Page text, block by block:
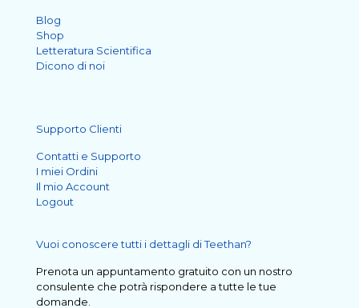
Blog
Shop
Letteratura Scientifica
Dicono di noi
Supporto Clienti
Contatti e Supporto
I miei Ordini
Il mio Account
Logout
Vuoi conoscere tutti i dettagli di Teethan?
Prenota un appuntamento gratuito con un nostro
consulente che potrà rispondere a tutte le tue
domande.